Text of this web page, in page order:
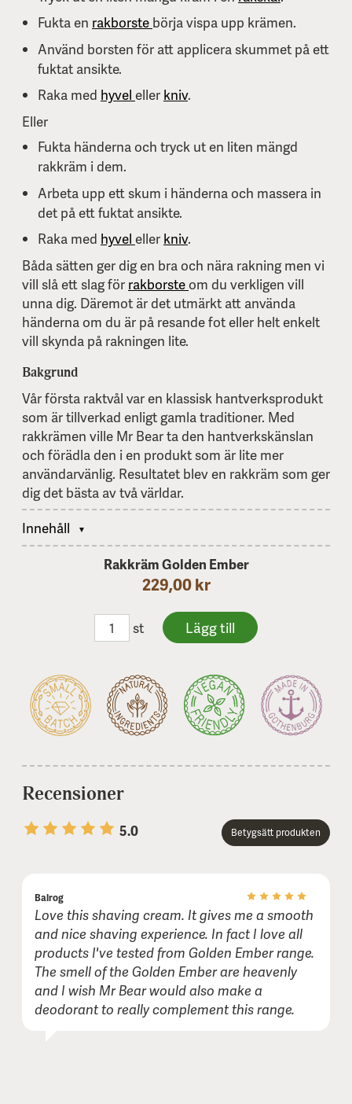
Fukta en rakborste börja vispa upp krämen.
Använd borsten för att applicera skummet på ett
fuktat ansikte.
Raka med hyvel eller kniv.
Eller
Fukta händerna och tryck ut en liten mängd
rakkräm i dem.
Arbeta upp ett skum i händerna och massera in
det på ett fuktat ansikte.
Raka med hyvel eller kniv.
Båda sätten ger dig en bra och nära rakning men vi
vill slå ett slag för rakborsteom du verkligen vill
unna dig. Däremot är det utmärkt att använda
händerna om du är på resande fot eller helt enkelt
vill skynda på rakningen lite.
Bakgrund
Vår första raktvål var en klassisk hantverksprodukt
som är tillverkad enligt gamla traditioner. Med
rakkrämen ville Mr Bear ta den hantverkskänslan
och förädla den i en produkt som är lite mer
användarvänlig. Resultatet blev en rakkräm som ger
dig det bästa av två världar.
Innehåll
Rakkräm Golden Ember
229,00 kr
st
Namn eller smeknamn:
E-post (visas inte publikt):
Kommentar (frivilligt):
Recensioner
5.0 Betygsätt produkten
Balrog
Love this shaving cream. It gives me a smooth
and nice shaving experience. In fact I love all
products I've tested from Golden Ember range.
The smell of the Golden Ember are heavenly
and I wish Mr Bear would also make a
deodorant to really complement this range.